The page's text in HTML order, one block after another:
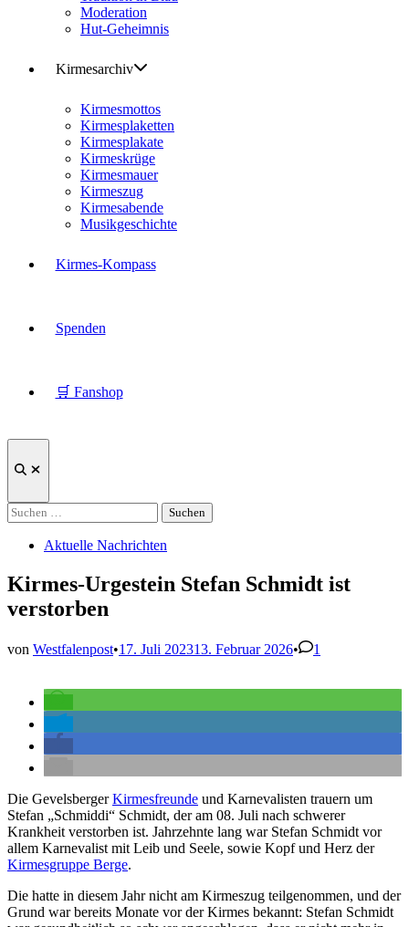
Moderation
Hut-Geheimnis
Kirmesarchiv
Kirmesmottos
Kirmesplaketten
Kirmesplakate
Kirmeskrüge
Kirmesmauer
Kirmeszug
Kirmesabende
Musikgeschichte
Kirmes-Kompass
Spenden
🛒 Fanshop
Suche
Suchen
nach:
Veröffentlicht
Aktuelle Nachrichten
Kirmes-Urgestein Stefan Schmidt ist
verstorben
von Westfalenpost•17. Juli 202313. Februar 2026• 1
Die GevelsbergerKirmesfreunde und Karnevalisten trauern um
Stefan „Schmiddi“ Schmidt, der am 08. Juli nach schwerer
Krankheit verstorben ist. Jahrzehnte lang war Stefan Schmidt vor
allem Karnevalist mit Leib und Seele, sowie Kopf und Herz der
Kirmesgruppe Berge.
Die hatte in diesem Jahr nicht am Kirmeszug teilgenommen, und der
Grund war bereits Monate vor der Kirmes bekannt: Stefan Schmidt